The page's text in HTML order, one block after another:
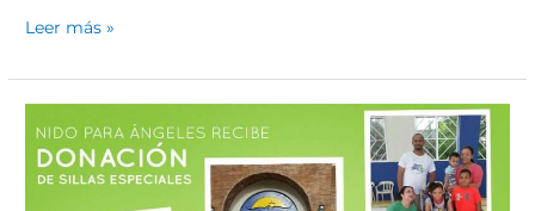
Leer más »
Nido
Para